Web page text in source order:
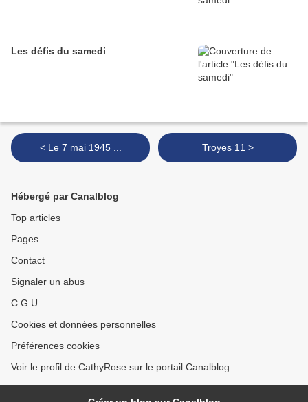
Les défis du samedi
< Le 7 mai 1945 ... Troyes 11 >
Hébergé par Canalblog
Top articles
Pages
Contact
Signaler un abus
C.G.U.
Cookies et données personnelles
Préférences cookies
Voir le profil de CathyRose sur le portail Canalblog